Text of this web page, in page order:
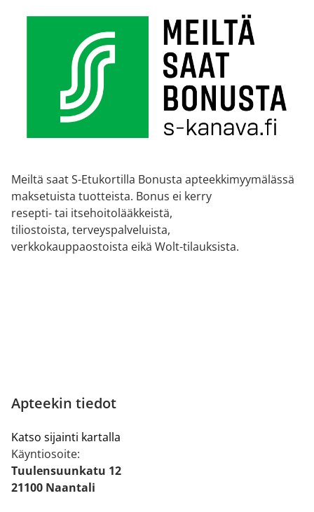
Meiltä saat S-Etukortilla Bonusta apteekkimyymälässä
maksetuista tuotteista. Bonus ei kerry
resepti- tai itsehoitolääkkeistä,
tiliostoista, terveyspalveluista,
verkkokauppaostoista eikä Wolt-tilauksista.
Apteekin tiedot
Katso sijainti kartalla
Käyntiosoite:
Tuulensuunkatu 12
21100 Naantali